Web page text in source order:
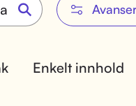
Enkelt innhold